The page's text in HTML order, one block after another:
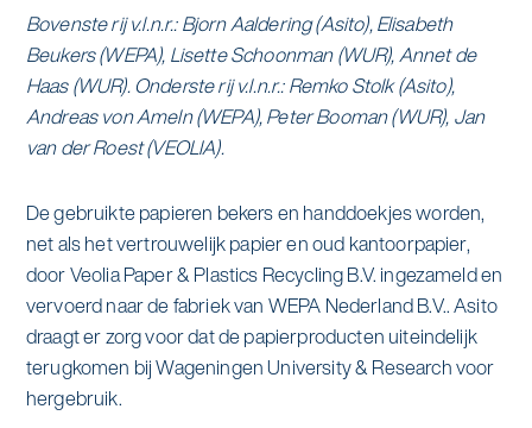
Innovatie & Asito
Mens & Asito
Werken bij Asito
Zoeken
Offerte aanvragen
Bovenste rij v.l.n.r.: Bjorn Aaldering (Asito), Elisabeth
Beukers (WEPA), Lisette Schoonman (WUR), Annet de
Haas (WUR). Onderste rij v.l.n.r.: Remko Stolk (Asito),
Andreas von Ameln (WEPA), Peter Booman (WUR), Jan
van der Roest (VEOLIA).
De gebruikte papieren bekers en handdoekjes worden,
net als het vertrouwelijk papier en oud kantoorpapier,
door Veolia Paper & Plastics Recycling B.V. ingezameld en
vervoerd naar de fabriek van WEPA Nederland B.V.. Asito
draagt er zorg voor dat de papierproducten uiteindelijk
terugkomen bij Wageningen University & Research voor
hergebruik.